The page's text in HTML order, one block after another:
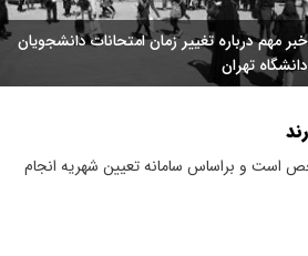
خبر مهم درباره تغییر زمان امتحانات دانشجویان
دانشگاه تهران
و براساس سامانه تعیین شهریه انجام